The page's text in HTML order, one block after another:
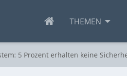
THEMEN
5 Prozent erhalten keine